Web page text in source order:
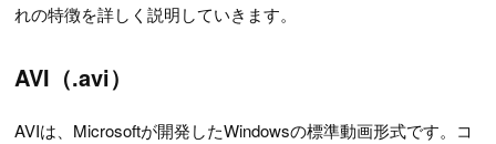
れの特徴を詳しく説明していきます。
AVI（.avi）
AVIは、Microsoftが開発したWindowsの標準動画形式です。コ